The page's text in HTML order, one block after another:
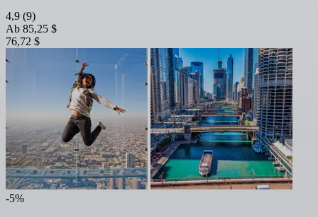
4,9 (9)
Ab 85,25 $
76,72 $
-5%